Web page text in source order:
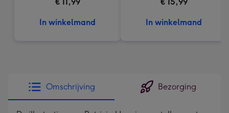
In winkelmand In winkelmand
Omschrijving Bezorging